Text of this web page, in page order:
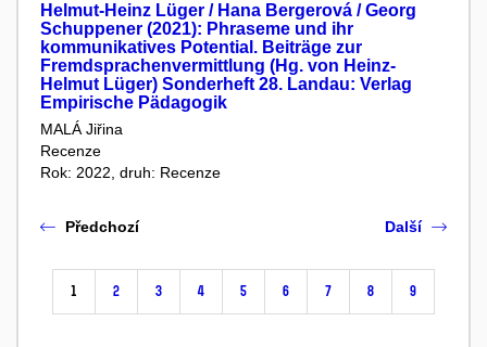
Helmut-Heinz Lüger / Hana Bergerová / Georg
Schuppener (2021): Phraseme und ihr
kommunikatives Potential. Beiträge zur
Fremdsprachenvermittlung (Hg. von Heinz-
Helmut Lüger) Sonderheft 28. Landau: Verlag
Empirische Pädagogik
MALÁ Jiřina
Recenze
Rok: 2022, druh: Recenze
Předchozí
1 2 3 4 5 6 7 8 9
Další